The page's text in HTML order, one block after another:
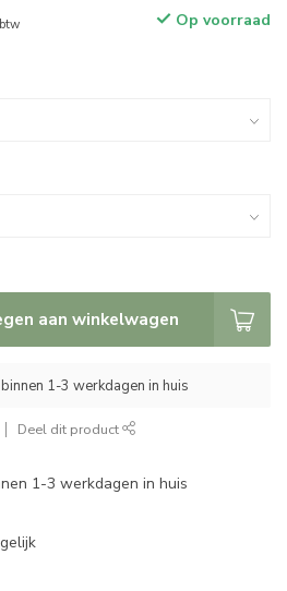
Op voorraad
aan winkelwagen
1-3 werkdagen in huis
Deel dit product
1-3 werkdagen in huis